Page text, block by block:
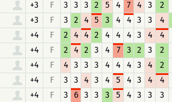
+3 F 3 3 3 2 5 4 7 4 3
2
+3 F 3 2 4 5 3 4 4 3 3
4
+4 F 2 4 4 2 4 4 4 3 4
4
+4 F 2 4 2 3 4 7 3 2 3
2
+4 F 4 3 3 3 4 4 4 3 4
2
+4 F 3 3 4 3 4 5 4 3 4
4
+4 F 3 6 3 3 3 5 4 3 3
3